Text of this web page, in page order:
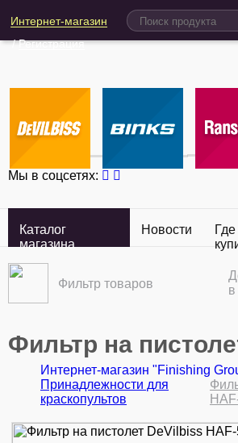
Интернет-магазин
/Регистрация
Мы в соцсетях:
Каталог
магазина
Новости
Где
Фильтр товаров
Фильтр на
Интернет-магазин "Finishing
Принадлежности для
краскопультов